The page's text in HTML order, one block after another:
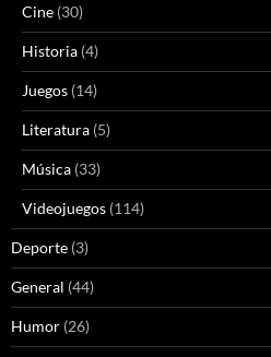
Cine (30)
Historia (4)
Juegos (14)
Literatura (5)
Música (33)
Videojuegos (114)
Deporte (3)
General (44)
Humor (26)